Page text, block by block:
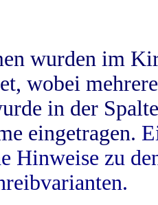
wurden im
wobei
in der
eingetragen.
Hinweise zu